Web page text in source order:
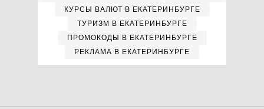
КУРСЫ ВАЛЮТ В ЕКАТЕРИНБУРГЕ
ТУРИЗМ В ЕКАТЕРИНБУРГЕ
ПРОМОКОДЫ В ЕКАТЕРИНБУРГЕ
РЕКЛАМА В ЕКАТЕРИНБУРГЕ